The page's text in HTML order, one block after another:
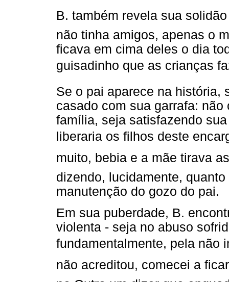
B. também revela sua
não tinha amigos, apenas o
ficava em cima deles o dia
guisadinho que as crianças
Se o pai aparece na história,
casado com sua garrafa:
família, seja satisfazendo
liberaria os filhos deste
muito, bebia e a mãe tirava
dizendo, lucidamente,
manutenção do gozo do pai.
Em sua puberdade, B.
violenta - seja no abuso
fundamentalmente, pela não
não acreditou, comecei a